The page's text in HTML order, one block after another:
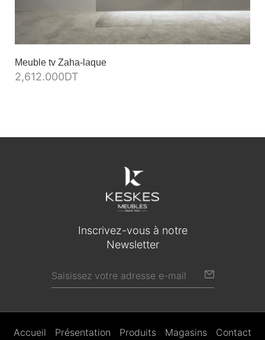
Meuble tv Zaha-laque
2,612.000DT
Inscrivez-vous à notre
Newsletter
Accueil Présentation Produits Magasins Contact